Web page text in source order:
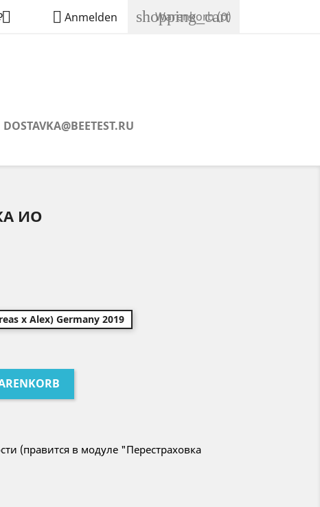
  Anmelden shopping_cart
Warenkorb(0)
ИО
x Alex) Germany 2019
(правится в модуле "Перестраховка